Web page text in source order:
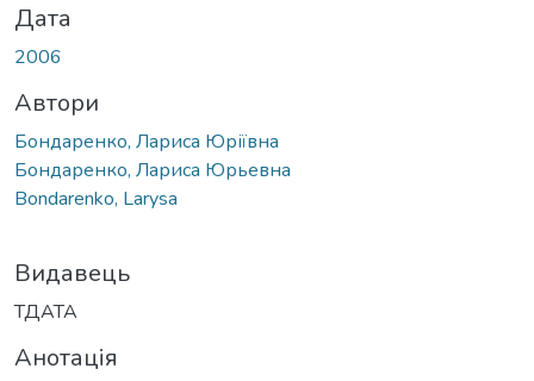
Дата
2006
Автори
Бондаренко, Лариса Юріївна
Бондаренко, Лариса Юрьевна
Bondarenko, Larysa
Видавець
ТДАТА
Анотація